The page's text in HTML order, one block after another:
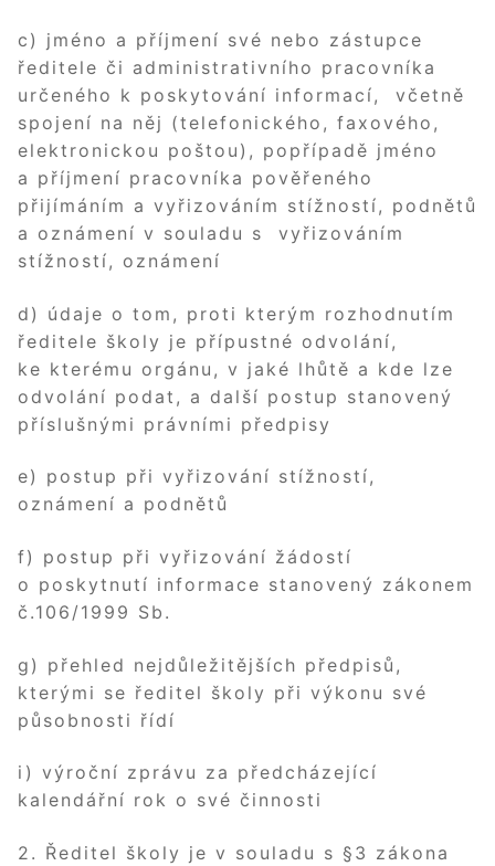
c) jméno a příjmení své nebo zástupce
ředitele či administrativního pracovníka
určeného k poskytování informací, včetně
spojení na něj (telefonického, faxového,
elektronickou poštou), popřípadě jméno
a příjmení pracovníka pověřeného
přijímáním a vyřizováním stížností, podnětů
a oznámení v souladu s vyřizováním
stížností, oznámení
d) údaje o tom, proti kterým rozhodnutím
ředitele školy je přípustné odvolání,
ke kterému orgánu, v jaké lhůtě a kde lze
odvolání podat, a další postup stanovený
příslušnými právními předpisy
e) postup při vyřizování stížností,
oznámení a podnětů
f) postup při vyřizování žádostí
o poskytnutí informace stanovený zákonem
č.106/1999 Sb.
g) přehled nejdůležitějších předpisů,
kterými se ředitel školy při výkonu své
působnosti řídí
i) výroční zprávu za předcházející
kalendářní rok o své činnosti
2. Ředitel školy je v souladu s §3 zákona